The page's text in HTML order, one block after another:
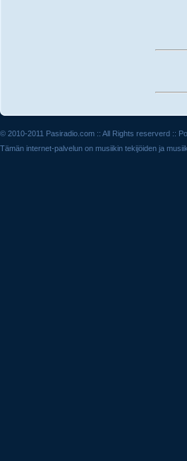
© 2010-2011 Pasiradio.com :: All Rights reserverd ::
Tämän internet-palvelun on musiikin tekijöiden ja